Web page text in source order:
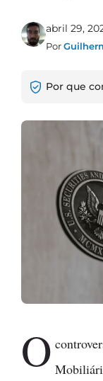
abril 29,
Por
Por que
O